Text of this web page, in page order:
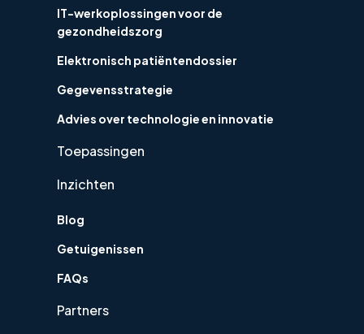
IT-werkoplossingen voor de
gezondheidszorg
Elektronisch patiëntendossier
Gegevensstrategie
Advies over technologie en innovatie
Toepassingen
Inzichten
Blog
Getuigenissen
FAQs
Partners